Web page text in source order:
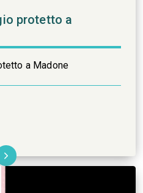
protetto a
a Madone